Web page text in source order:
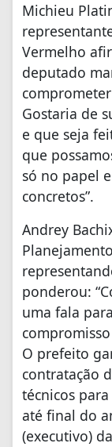
Michieu
Vermelho
deputado
Gostaria de
e que seja
que
só no papel
concretos”.
Andrey
ponderou:
uma fala
O prefeito
contratação
técnicos
até final do
(executivo)